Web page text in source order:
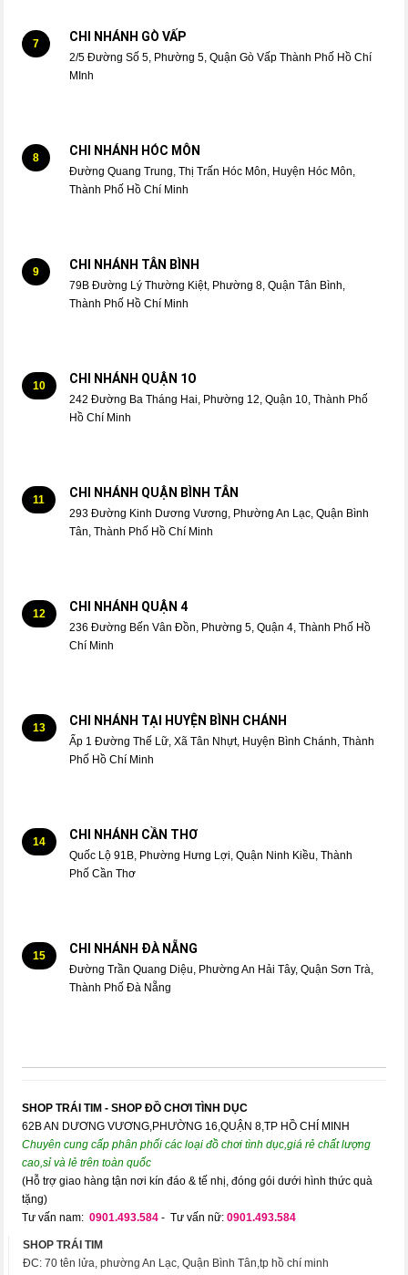
7 CHI NHÁNH GÒ VẤP
2/5 Đường Số 5, Phường 5, Quận Gò Vấp Thành Phố Hồ Chí
MInh
8 CHI NHÁNH HÓC MÔN
Đường Quang Trung, Thị Trấn Hóc Môn, Huyện Hóc Môn,
Thành Phố Hồ Chí Minh
9 CHI NHÁNH TÂN BÌNH
79B Đường Lý Thường Kiệt, Phường 8, Quận Tân Bình,
Thành Phố Hồ Chí Minh
10 CHI NHÁNH QUẬN 1O
242 Đường Ba Tháng Hai, Phường 12, Quận 10, Thành Phố
Hồ Chí Minh
11 CHI NHÁNH QUẬN BÌNH TÂN
293 Đường Kinh Dương Vương, Phường An Lạc, Quận Bình
Tân, Thành Phố Hồ Chí Minh
12 CHI NHÁNH QUẬN 4
236 Đường Bến Vân Đồn, Phường 5, Quận 4, Thành Phố Hồ
Chí Minh
13 CHI NHÁNH TẠI HUYỆN BÌNH CHÁNH
Ấp 1 Đường Thế Lữ, Xã Tân Nhựt, Huyện Bình Chánh, Thành
Phố Hồ Chí Minh
14 CHI NHÁNH CẦN THƠ
Quốc Lộ 91B, Phường Hưng Lợi, Quận Ninh Kiều, Thành
Phố Cần Thơ
15 CHI NHÁNH ĐÀ NẴNG
Đường Trần Quang Diệu, Phường An Hải Tây, Quận Sơn Trà,
Thành Phố Đà Nẵng
SHOP TRÁI TIM - SHOP ĐỒ CHƠI TÌNH DỤC
62B AN DƯƠNG VƯƠNG,PHƯỜNG 16,QUẬN 8,TP HỒ CHÍ MINH
Chuyên cung cấp phân phối các loại đồ chơi tình dục,giá rẻ chất lượng
cao,sỉ và lẻ trên toàn quốc
(Hỗ trợ giao hàng tận nơi kín đáo & tế nhị, đóng gói dưới hình thức quà
tặng)
Tư vấn nam: 0901.493.584 - Tư vấn nữ: 0901.493.584
SHOP TRÁI TIM
ĐC: 70 tên lửa, phường An Lạc, Quận Bình Tân,tp hồ chí minh